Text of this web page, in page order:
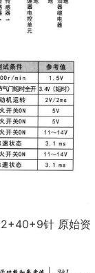
针 原始资